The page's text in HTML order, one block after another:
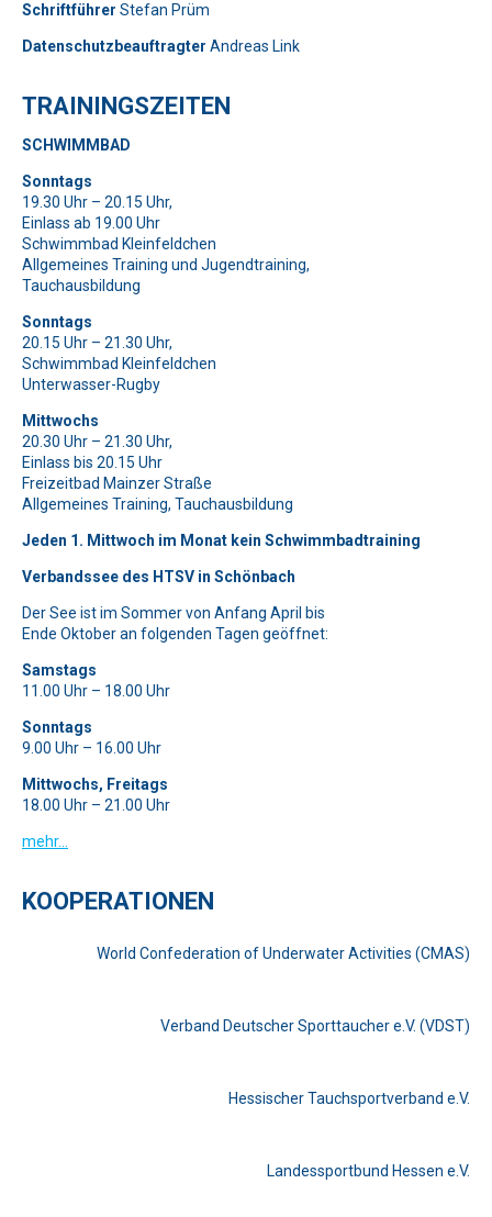
Bitte beweise, dass du kein Spambot bist und wähle das
Bitte lasse dieses Feld leer.
Bitte beweise, dass du kein Spambot bist und wähle das
Bitte lasse dieses Feld leer.
Bitte beweise, dass du kein Spambot bist und wähle das
Bitte lasse dieses Feld leer.
Bitte beweise, dass du kein Spambot bist und wähle das
Bitte lasse dieses Feld leer.
Bitte beweise, dass du kein Spambot bist und wähle das
Symbol
Bitte lasse dieses Feld leer.
Bitte beweise, dass du kein Spambot bist und wähle das
Schriftführer Stefan Prüm
Bitte lasse dieses Feld leer.
Bitte beweise, dass du kein Spambot bist und wähle das
Datenschutzbeauftragter Andreas Link
Bitte lasse dieses Feld leer.
Bitte beweise, dass du kein Spambot bist und wähle das
SymbolStern
TRAININGSZEITEN
SCHWIMMBAD
Sonntags
19.30 Uhr – 20.15 Uhr,
Einlass ab 19.00 Uhr
Schwimmbad Kleinfeldchen
Allgemeines Training und Jugendtraining,
Tauchausbildung
Sonntags
20.15 Uhr – 21.30 Uhr,
Schwimmbad Kleinfeldchen
Unterwasser-Rugby
Mittwochs
20.30 Uhr – 21.30 Uhr,
Einlass bis 20.15 Uhr
Freizeitbad Mainzer Straße
Allgemeines Training, Tauchausbildung
Jeden 1. Mittwoch im Monat kein Schwimmbadtraining
Verbandssee des HTSV in Schönbach
Der See ist im Sommer von Anfang April bis
Ende Oktober an folgenden Tagen geöffnet:
Samstags
11.00 Uhr – 18.00 Uhr
Sonntags
9.00 Uhr – 16.00 Uhr
Mittwochs, Freitags
18.00 Uhr – 21.00 Uhr
mehr…
KOOPERATIONEN
World Confederation of Underwater Activities (CMAS)
Verband Deutscher Sporttaucher e.V. (VDST)
Hessischer Tauchsportverband e.V.
Landessportbund Hessen e.V.